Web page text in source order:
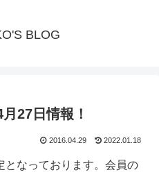
BLOG
27日情報！
2016.04.29 2022.01.18
となっております。会員の